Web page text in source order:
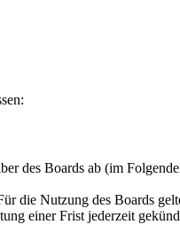
des Boards ab (im
die Nutzung des Boards
einer Frist jederzeit